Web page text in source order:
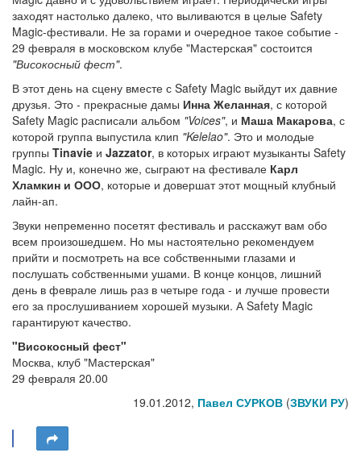
заходят настолько далеко, что выливаются в целые Safety
Magic-фестивали. Не за горами и очередное такое событие -
29 февраля в московском клубе "Мастерская" состоится
"Високосный фест".
В этот день на сцену вместе с Safety Magic выйдут их давние
друзья. Это - прекрасные дамы Инна Желанная, с которой
Safety Magic pасписали альбом "Voices", и Маша Макарова, с
которой группа выпустила клип "Kelelao". Это и молодые
группы Tinavie и Jazzator, в которых играют музыканты Safety
Magic. Ну и, конечно же, сыграют на фестивале Карл
Хламкин и ООО, которые и довершат этот мощный клубный
лайн-ап.
Звуки непременно посетят фестиваль и расскажут вам обо
всем произошедшем. Но мы настоятельно рекомендуем
прийти и посмотреть на все собственными глазами и
послушать собственными ушами. В конце концов, лишний
день в феврале лишь раз в четыре года - и лучше провести
его за прослушиванием хорошей музыки. А Safety Magic
гарантируют качество.
"Високосный фест"
Москва, клуб "Мастерская"
29 февраля 20.00
19.01.2012, Павел СУРКОВ (ЗВУКИ РУ)